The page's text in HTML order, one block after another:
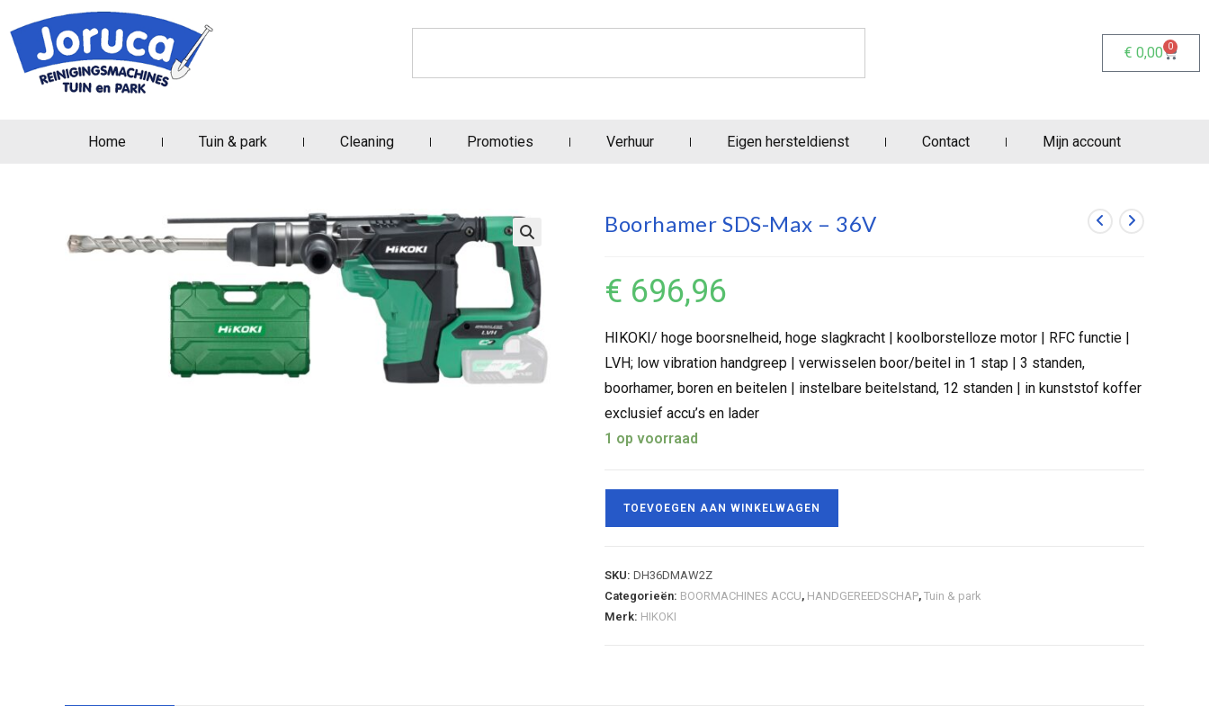
€ 0,00 0
Home Tuin & park Cleaning Promoties Verhuur Eigen hersteldienst Contact Mijn account
Boorhamer SDS-Max – 36V
€ 696,96
HIKOKI/ hoge boorsnelheid, hoge slagkracht | koolborstelloze motor | RFC functie |
LVH; low vibration handgreep | verwisselen boor/beitel in 1 stap | 3 standen,
boorhamer, boren en beitelen | instelbare beitelstand, 12 standen | in kunststof koffer
exclusief accu’s en lader
1 op voorraad
TOEVOEGEN AAN WINKELWAGEN
SKU: DH36DMAW2Z
Categorieën: BOORMACHINES ACCU, HANDGEREEDSCHAP, Tuin & park
Merk: HIKOKI